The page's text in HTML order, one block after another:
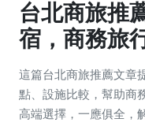
台北商旅推
宿，商務旅
這篇台北商旅推薦文章
點、設施比較，幫助商
高端選擇，一應俱全，